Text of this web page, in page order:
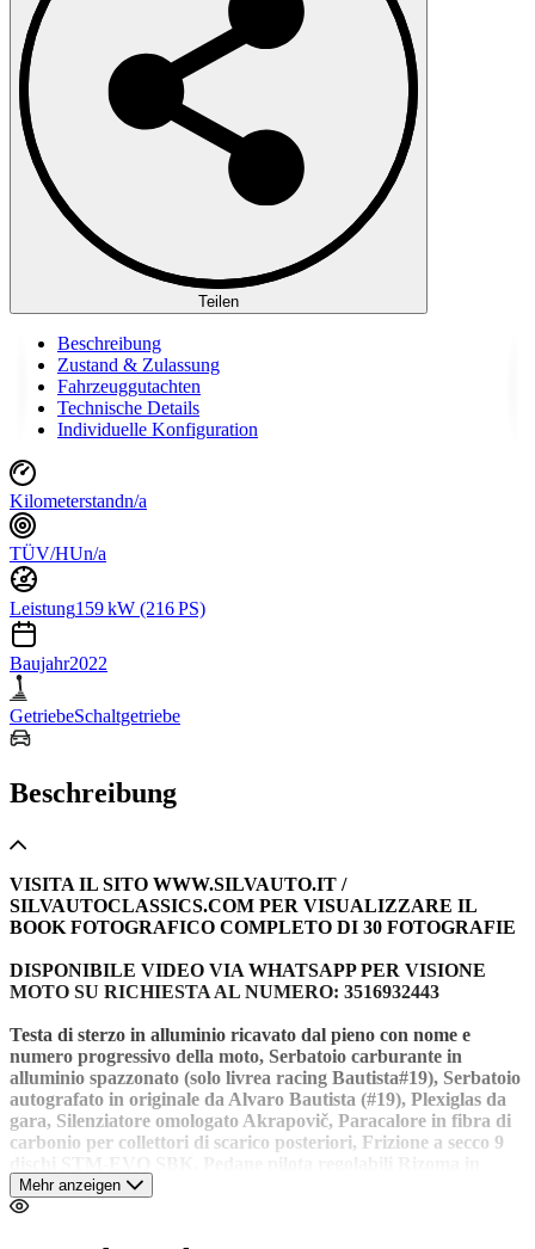
Teilen
Beschreibung
Zustand & Zulassung
Fahrzeuggutachten
Technische Details
Individuelle Konfiguration
Kilometerstandn/a
TÜV/HUn/a
Leistung159 kW (216 PS)
Baujahr2022
GetriebeSchaltgetriebe
Beschreibung
VISITA IL SITO WWW.SILVAUTO.IT /
SILVAUTOCLASSICS.COM PER VISUALIZZARE IL
BOOK FOTOGRAFICO COMPLETO DI 30 FOTOGRAFIE
DISPONIBILE VIDEO VIA WHATSAPP PER VISIONE
MOTO SU RICHIESTA AL NUMERO: 3516932443
Testa di sterzo in alluminio ricavato dal pieno con nome e
numero progressivo della moto, Serbatoio carburante in
alluminio spazzonato (solo livrea racing Bautista#19), Serbatoio
autografato in originale da Alvaro Bautista (#19), Plexiglas da
gara, Silenziatore omologato Akrapovič, Paracalore in fibra di
carbonio per collettori di scarico posteriori, Frizione a secco 9
alluminio ricavate dal pieno con paratacchi in fibra di carbonio,
Pinze Brembo Stylema R Pompa Brembo MCS con remote
Mehr anzeigen